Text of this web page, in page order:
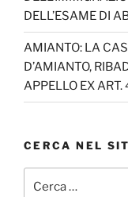
DELL’ESAME DI
AMIANTO: LA
D’AMIANTO,
APPELLO EX ART.
CERCA NEL